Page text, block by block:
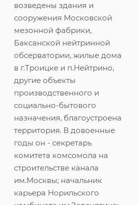
возведены здания и
сооружения Московской
мезонной фабрики,
Баксанской нейтринной
обсерватории, жилые дома
в г.Троицке и п.Нейтрино,
другие объекты
производственного и
социально-бытового
назначения, благоустроена
территория. В довоенные
годы он - секретарь
комитета комсомола на
строительстве канала
им.Москвы; начальник
карьера Норильского